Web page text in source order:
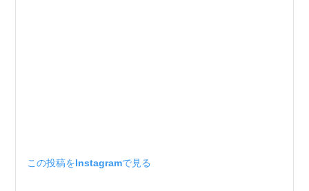
この投稿をInstagramで見る